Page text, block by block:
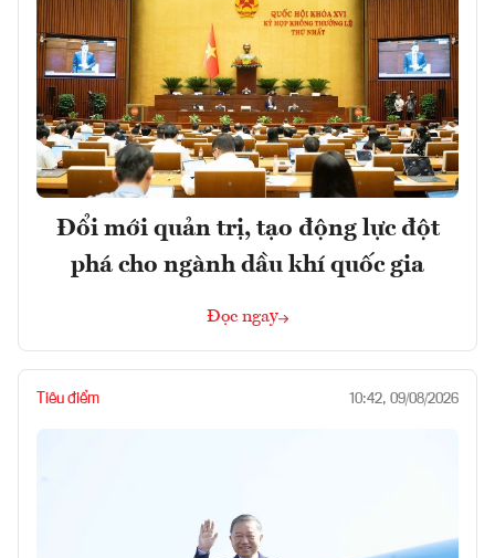
Đổi mới quản trị, tạo động lực đột
phá cho ngành dầu khí quốc gia
Đọc ngay
Tiêu điểm 10:42, 09/08/2026